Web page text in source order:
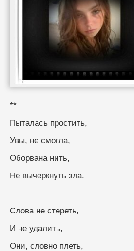
**
Пыталась простить,
Увы, не смогла,
Оборвана нить,
Не вычеркнуть зла.
Слова не стереть,
И не удалить,
Они, словно плеть,